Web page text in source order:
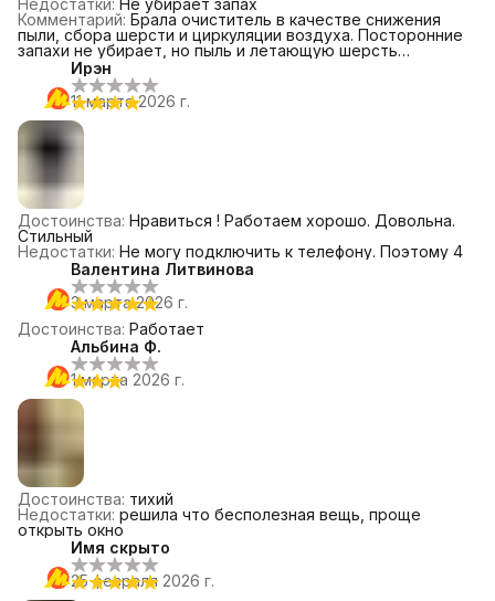
Недостатки: Не убирает запах
Комментарий: Брала очиститель в качестве снижения
пыли, сбора шерсти и циркуляции воздуха. Посторонние
запахи не убирает, но пыль и летающую шерсть
втягивает. Конечно , если вы думаете, что теперь
придётся вытирать пыль реже, то я вас разочарую , пыль
оседает также. Поэтому влажная уборка, увлажнитель и
очиститель в комплексе отличный результат! Убираю
пыль с фильтра пылесосом. Пользуемся пол года, пока
фильтр не меняла. Покупала два фильтра, в комнаты
детям, двери практически постоянно закрыты. Фильтр
на запах с улицы какой-нибудь гари, не реагирует, на
дезодорант и духи реагирует 🤔 красная лампочка
загорается.
Ирэн
11 марта 2026 г.
Достоинства: Нравиться ! Работаем хорошо. Довольна.
Стильный
Недостатки: Не могу подключить к телефону. Поэтому 4
Валентина Литвинова
3 марта 2026 г.
Достоинства: Работает
Альбина Ф.
1 марта 2026 г.
Достоинства: тихий
Недостатки: решила что бесполезная вещь, проще
открыть окно
Имя скрыто
25 февраля 2026 г.